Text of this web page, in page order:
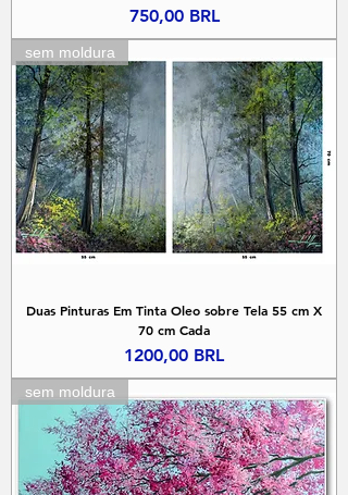
Precio
750,00 BRL
sem moldura
Duas Pinturas Em Tinta Oleo sobre Tela 55 cm X
70 cm Cada
Precio
1200,00 BRL
sem moldura